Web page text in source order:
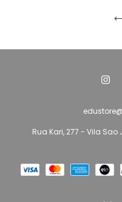
Rua Kari, 277 - Vila